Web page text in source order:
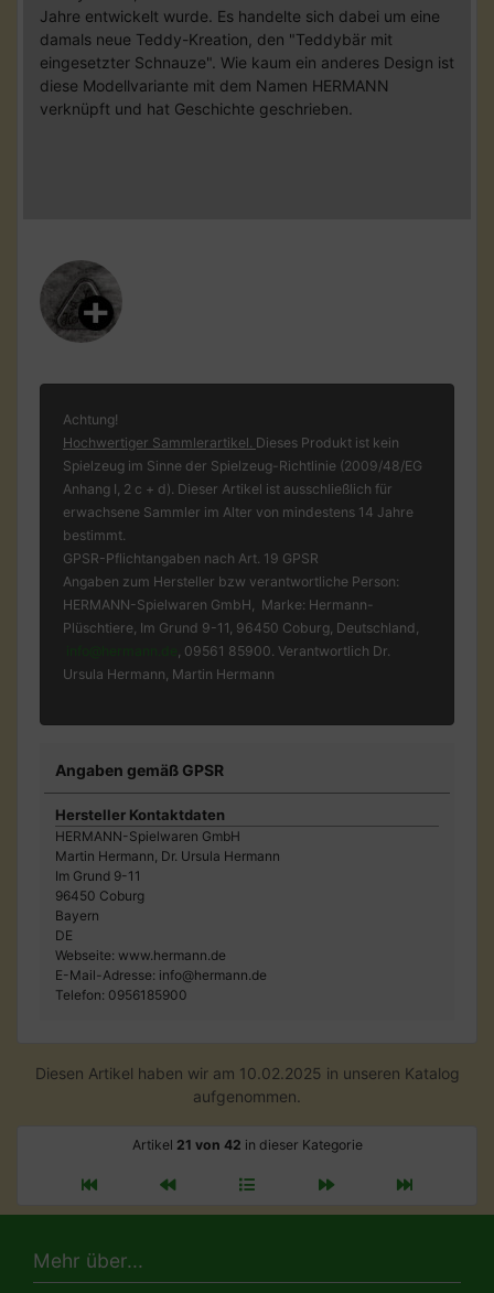
Jahre entwickelt wurde. Es handelte sich dabei um eine
damals neue Teddy-Kreation, den "Teddybär mit
eingesetzter Schnauze". Wie kaum ein anderes Design ist
diese Modellvariante mit dem Namen HERMANN
verknüpft und hat Geschichte geschrieben.
Achtung!
Hochwertiger Sammlerartikel. Dieses Produkt ist kein
Spielzeug im Sinne der Spielzeug-Richtlinie (2009/48/EG
Anhang I, 2 c + d). Dieser Artikel ist ausschließlich für
erwachsene Sammler im Alter von mindestens 14 Jahre
bestimmt.
GPSR-Pflichtangaben nach Art. 19 GPSR
Angaben zum Hersteller bzw verantwortliche Person:
HERMANN-Spielwaren GmbH, Marke: Hermann-
Plüschtiere, Im Grund 9-11, 96450 Coburg, Deutschland,
, 09561 85900. Verantwortlich Dr.
Ursula Hermann, Martin Hermann
Angaben gemäß GPSR
Hersteller Kontaktdaten
HERMANN-Spielwaren GmbH
Martin Hermann, Dr. Ursula Hermann
Im Grund 9-11
96450 Coburg
Bayern
DE
Webseite: www.hermann.de
E-Mail-Adresse: info@hermann.de
Telefon: 0956185900
Diesen Artikel haben wir am 10.02.2025 in unseren Katalog
aufgenommen.
Artikel 21 von 42 in dieser Kategorie
Mehr über...